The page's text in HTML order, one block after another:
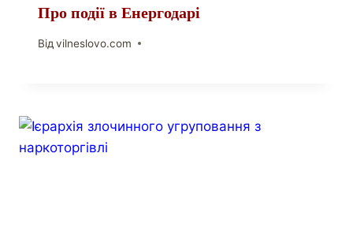
Про події в Енергодарі
Від vilneslovo.com